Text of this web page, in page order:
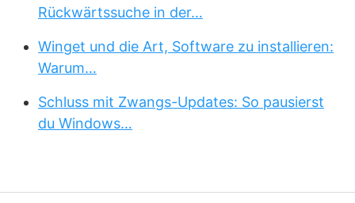
Rückwärtssuche in der…
Winget und die Art, Software zu installieren:
Warum…
Schluss mit Zwangs-Updates: So pausierst
du Windows…